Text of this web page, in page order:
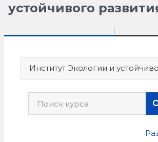
устойчивого
Категории курсов